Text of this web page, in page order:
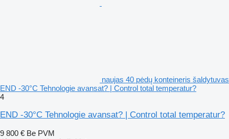
naujas 40 pėdų konteineris šaldytuvas
END -30°C Tehnologie avansat? | Control total temperatur?
4
END -30°C Tehnologie avansat? | Control total temperatur?
9 800 € Be PVM